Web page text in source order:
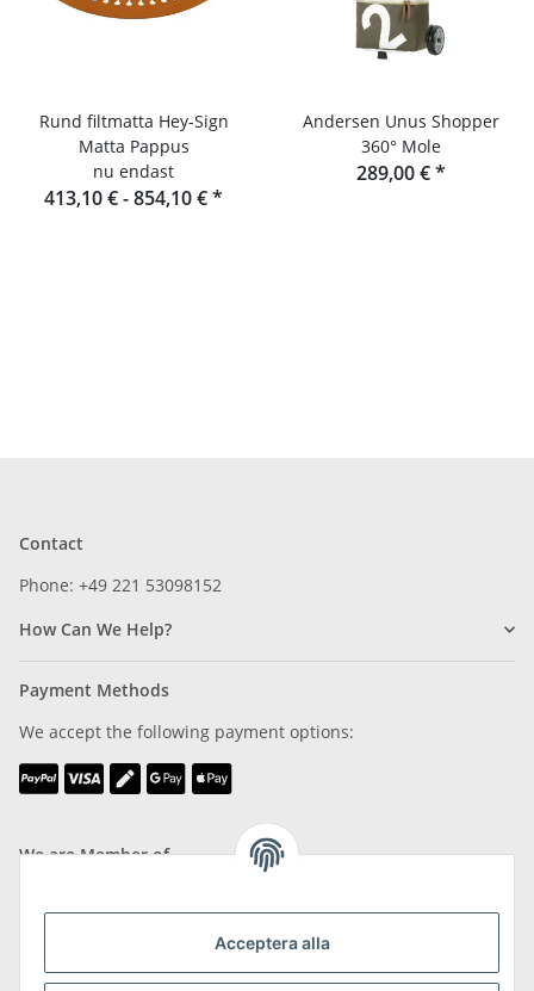
Acceptera alla
Rund filtmatta Hey-Sign
Matta Pappus
nu endast
413,10 € -854,10 €*
Andersen Unus Shopper
360° Mole
289,00 €*
Contact
Phone: +49 221 53098152
How Can We Help?
Payment Methods
We accept the following payment options:
We are Member of